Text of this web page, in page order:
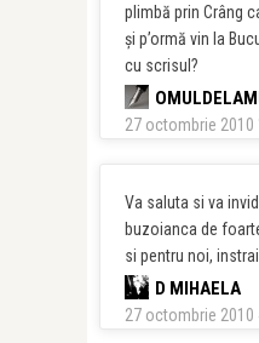
plimbă prin Crâng
şi p’ormă vin la
cu scrisul?
27 octombrie 2010
Va saluta si va
buzoianca de
si pentru noi,
D MIHAELA
27 octombrie 2010